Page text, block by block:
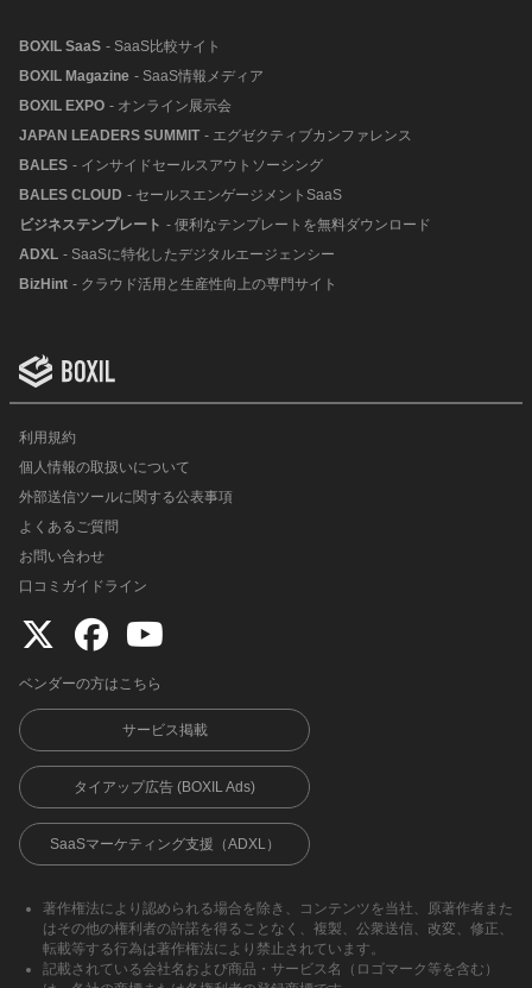
BOXIL SaaS - SaaS比較サイト
BOXIL Magazine - SaaS情報メディア
BOXIL EXPO - オンライン展示会
JAPAN LEADERS SUMMIT - エグゼクティブカンファレンス
BALES - インサイドセールスアウトソーシング
BALES CLOUD - セールスエンゲージメントSaaS
ビジネステンプレート - 便利なテンプレートを無料ダウンロード
ADXL - SaaSに特化したデジタルエージェンシー
BizHint - クラウド活用と生産性向上の専門サイト
利用規約
個人情報の取扱いについて
外部送信ツールに関する公表事項
よくあるご質問
お問い合わせ
口コミガイドライン
ベンダーの方はこちら
サービス掲載
タイアップ広告 (BOXIL Ads)
SaaSマーケティング支援（ADXL）
著作権法により認められる場合を除き、コンテンツを当社、原著作者また
はその他の権利者の許諾を得ることなく、複製、公衆送信、改変、修正、
転載等する行為は著作権法により禁止されています。
記載されている会社名および商品・サービス名（ロゴマーク等を含む）